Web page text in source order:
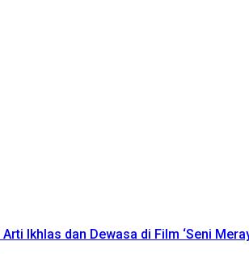
Ikhlas dan Dewasa di Film ‘Seni